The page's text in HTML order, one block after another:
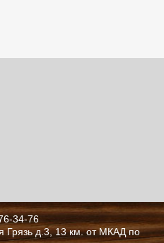
34-76
Грязь д.3, 13 км. от МКАД по